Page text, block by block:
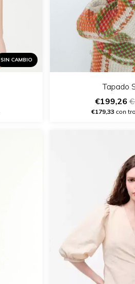
SIN CAMBIO
Tapado
€199,26
€179,33con